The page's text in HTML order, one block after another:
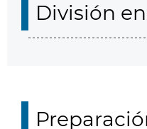
División